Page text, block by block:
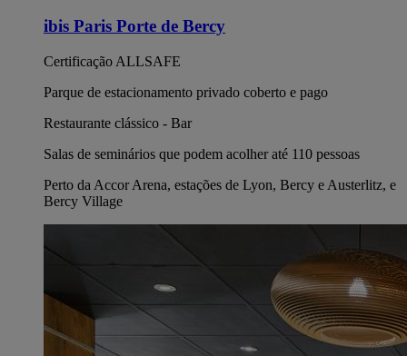
ibis Paris Porte de Bercy
Certificação ALLSAFE
Parque de estacionamento privado coberto e pago
Restaurante clássico - Bar
Salas de seminários que podem acolher até 110 pessoas
Perto da Accor Arena, estações de Lyon, Bercy e Austerlitz, e
Bercy Village